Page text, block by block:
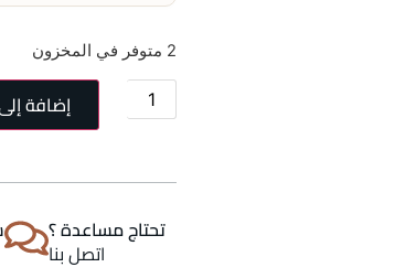
2 متوفر في المخزون
إضافة
تحتاج مساعدة ؟
اتصل بنا